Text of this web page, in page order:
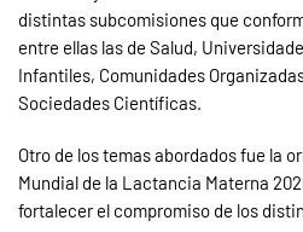
distintas subcomisiones que
entre ellas las de Salud,
Infantiles, Comunidades
Sociedades Científicas.
Otro de los temas abordados fue la
Mundial de la Lactancia Materna
fortalecer el compromiso de los